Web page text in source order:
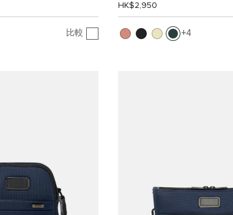
比較
HK$2,950
4